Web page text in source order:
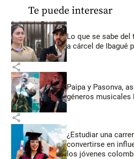
Te puede interesar
Lo que se sabe del
a cárcel de Ibagué
share
Paipa y Pasonva,
géneros musicales
share
¿Estudiar una
convertirse en
los jóvenes